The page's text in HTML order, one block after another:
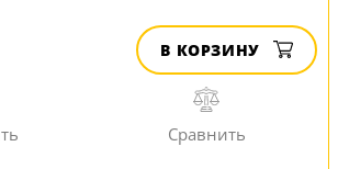
В КОРЗИНУ